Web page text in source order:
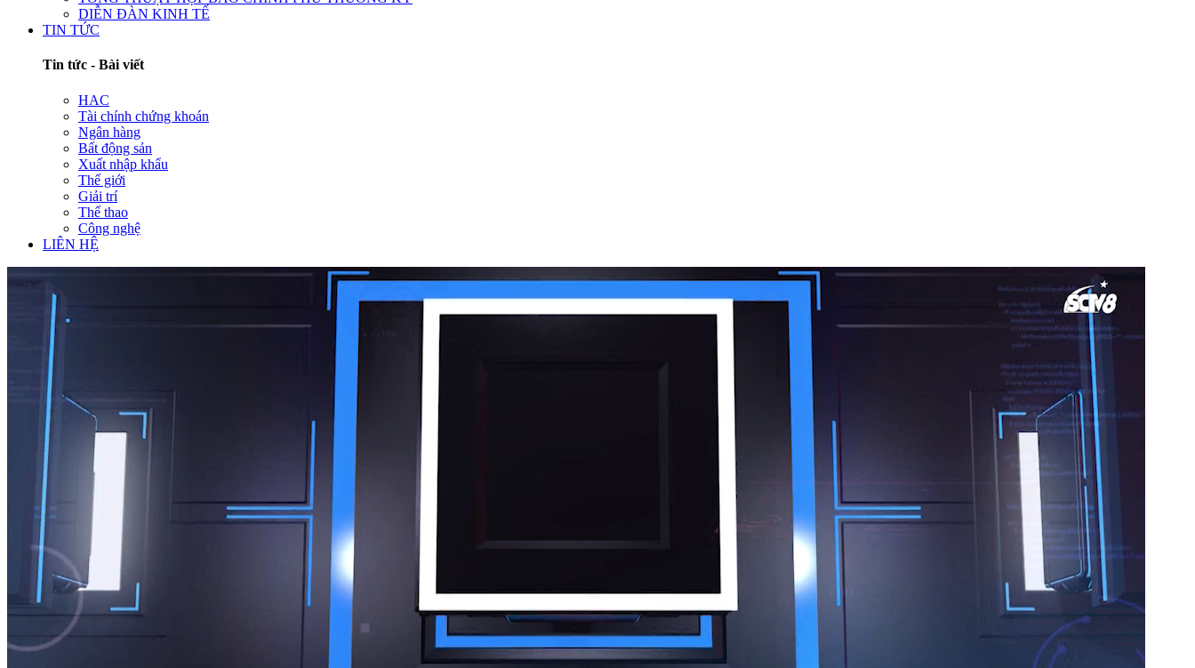
DIỄN ĐÀN KINH TẾ
TIN TỨC
Tin tức - Bài viết
HAC
Tài chính chứng khoán
Ngân hàng
Bất động sản
Xuất nhập khẩu
Thế giới
Giải trí
Thể thao
Công nghệ
LIÊN HỆ